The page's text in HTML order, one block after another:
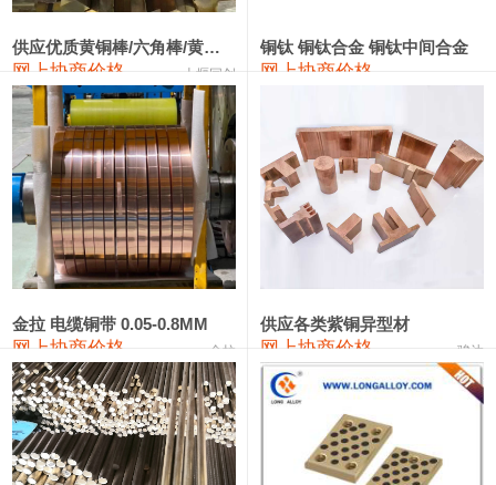
金属硅553#-331# 9,300—10,700 10,000 0
漆包线 111,610—115,610 113,610
磷铜合金 110,400—117,200 113,800 1,050
无氧铜丝(硬) 109,350—109,650 109,500
R410A专用紫铜管 113,340—113,340
铸造铝合金锭(A380） 26,200—26,400 26,300 100
铝合金ADC12 24,100—24,300 100
铸造铝合金锭(ZL102) 24,100—24,300 24,200
供应优质黄铜棒/六角棒/黄铜方板
网上协商价格 十堰同创
铜钛 铜钛合金 铜钛中间合金
网上协商价格
金拉 电缆铜带 0.05-0.8MM
网上协商价格 金拉
供应各类紫铜异型材
网上协商价格 骏达